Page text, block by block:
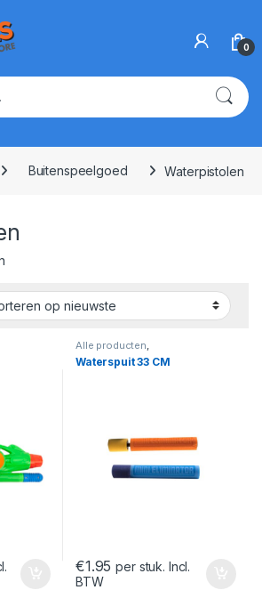
0
Buitenspeelgoed Waterpistolen
Gesorteerd op nieuwste
Alle producten,
Buitenspeelgoed, Waterpistolen
Waterspuit 33 CM
€1.95 per stuk. Incl.
BTW